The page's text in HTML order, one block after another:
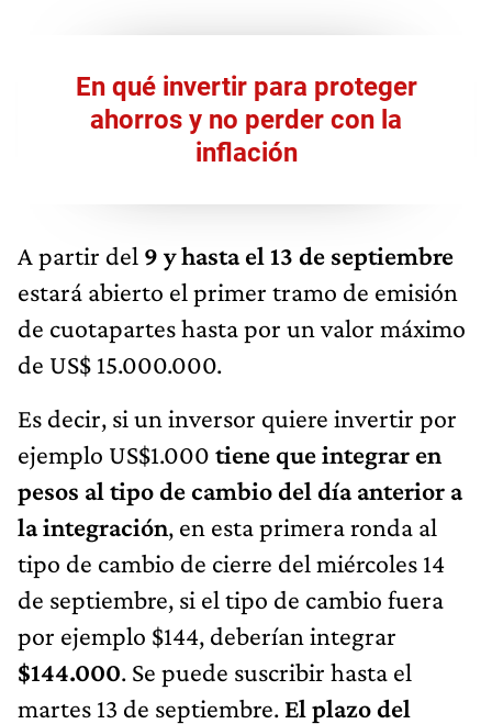
En qué invertir para proteger
ahorros y no perder con la
inflación
A partir del 9 y hasta el 13 de septiembre
estará abierto el primer tramo de emisión
de cuotapartes hasta por un valor máximo
de US$ 15.000.000.
Es decir, si un inversor quiere invertir por
ejemplo US$1.000 tiene que integrar en
pesos al tipo de cambio del día anterior a
la integración, en esta primera ronda al
tipo de cambio de cierre del miércoles 14
de septiembre, si el tipo de cambio fuera
por ejemplo $144, deberían integrar
$144.000. Se puede suscribir hasta el
martes 13 de septiembre. El plazo del